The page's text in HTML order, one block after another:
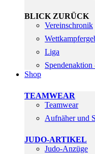
BLICK ZURÜCK
Vereinschronik
Liga
Shop
TEAMWEAR
Teamwear
Aufnäher und
JUDO-ARTIKEL
Judo-Anzüge